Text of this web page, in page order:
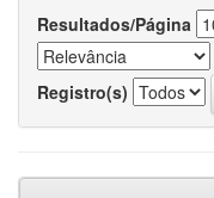
Resultados/Página
Registro(s)